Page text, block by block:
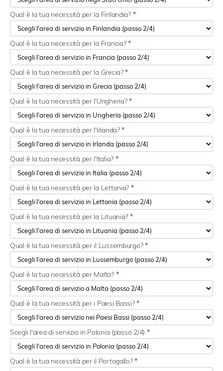
Qual è la tua necessità per la Finlandia? *
Qual è la tua necessità per la Francia?*
Qual è la tua necessità per la Grecia?*
Qual è la tua necessità per l'Ungheria?*
Qual è la tua necessità per l'Irlanda?*
Qual è la tua necessità per l'Italia? *
Qual è la tua necessità per la Lettonia? *
Qual è la tua necessità per la Lituania? *
Qual è la tua necessità per il Lussemburgo?*
Qual è la tua necessità per Malta? *
Qual è la tua necessità per i Paesi Bassi?*
Scegli l'area di servizio in Polonia (passo 2/4) *
Qual è la tua necessità per il Portogallo?*